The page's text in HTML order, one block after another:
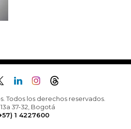
Todos los derechos reservados.
37-32, Bogotá
1 4227600